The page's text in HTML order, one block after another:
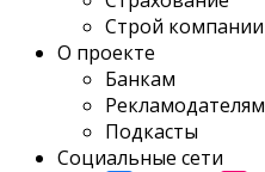
Строй компании
О проекте
Банкам
Рекламодателям
Подкасты
Социальные сети